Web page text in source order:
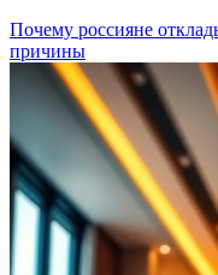
Почему россияне
причины